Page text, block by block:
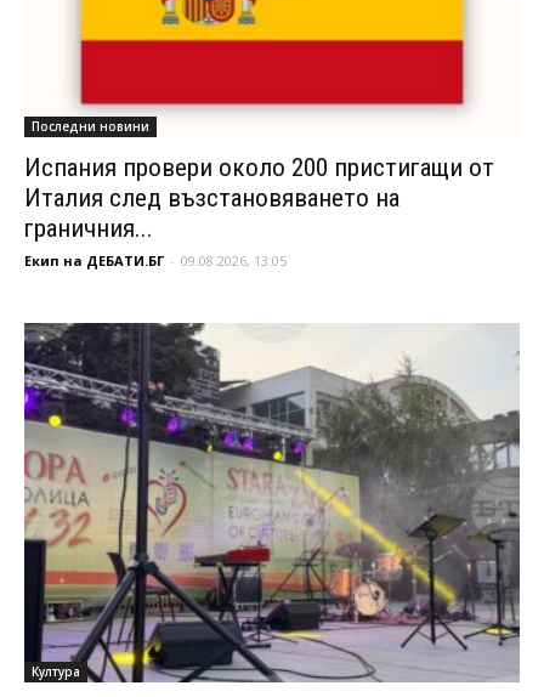
Последни новини
Испания провери около 200 пристигащи от
Италия след възстановяването на
граничния...
Екип на ДЕБАТИ.БГ - 09.08.2026, 13:05
Култура